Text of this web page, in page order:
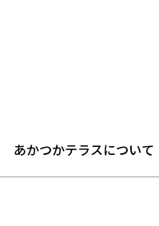
あかつかテラスについて